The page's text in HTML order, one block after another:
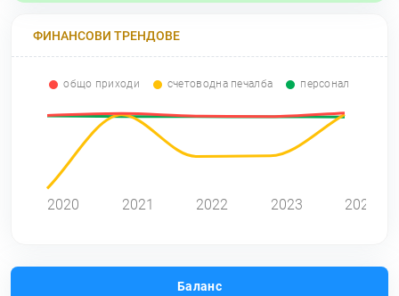
ФИНАНСОВИ ТРЕНДОВЕ
общо приходи счетоводна печалба персонал
2020 2021 2022 2023 2024
Баланс